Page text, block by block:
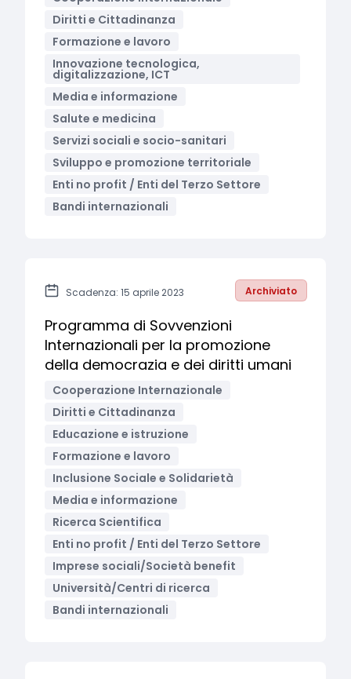
Diritti e Cittadinanza
Formazione e lavoro
Innovazione tecnologica,
digitalizzazione, ICT
Media e informazione
Salute e medicina
Servizi sociali e socio-sanitari
Sviluppo e promozione territoriale
Enti no profit / Enti del Terzo Settore
Bandi internazionali
Scadenza: 15 aprile 2023 Archiviato
Programma di Sovvenzioni
Internazionali per la promozione
della democrazia e dei diritti umani
Cooperazione Internazionale
Diritti e Cittadinanza
Educazione e istruzione
Formazione e lavoro
Inclusione Sociale e Solidarietà
Media e informazione
Ricerca Scientifica
Enti no profit / Enti del Terzo Settore
Imprese sociali/Società benefit
Università/Centri di ricerca
Bandi internazionali